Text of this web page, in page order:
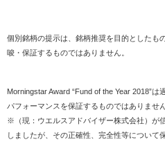
個別銘柄の提示は、銘柄推奨を目的としたも
唆・保証するものではありません。
Morningstar Award “Fund of the Year 2018”
パフォーマンスを保証するものではありませ
※（現：ウエルスアドバイザー株式会社）が
しましたが、その正確性、完全性等について